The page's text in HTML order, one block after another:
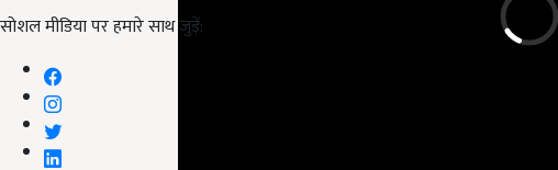
सोशल मीडिया पर हमारे साथ जुड़ें: